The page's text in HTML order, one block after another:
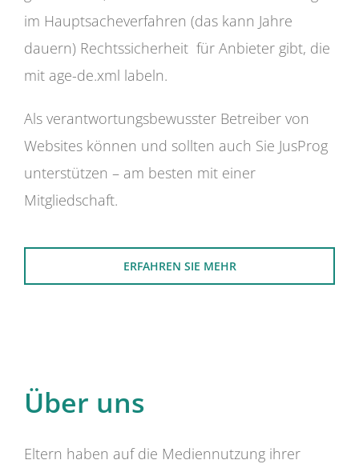
im Hauptsacheverfahren (das kann Jahre
dauern) Rechtssicherheit für Anbieter gibt, die
mit age-de.xml labeln.
Als verantwortungsbewusster Betreiber von
Websites können und sollten auch Sie JusProg
unterstützen – am besten mit einer
Mitgliedschaft.
ERFAHREN SIE MEHR
Über uns
Eltern haben auf die Mediennutzung ihrer